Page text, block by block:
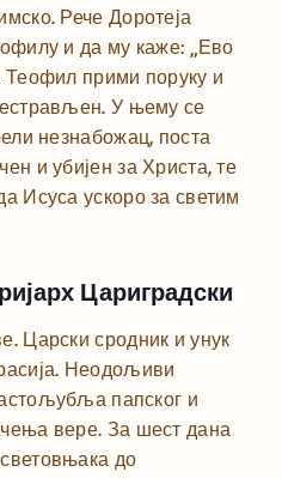
Рече Доротеја
и да му каже: „Ево
прими поруку и
У њему се
незнабожац, поста
и убијен за Христа, те
Исуса ускоро за светим
Цариградски
Царски сродник и унук
Неодољиви
папског и
вере. За шест дана
до